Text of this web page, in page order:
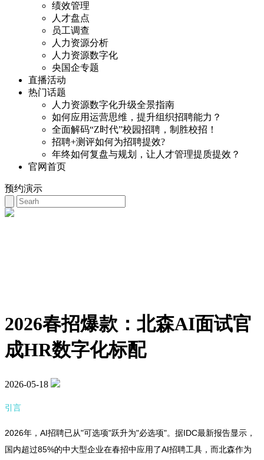
绩效管理
人才盘点
员工调查
人力资源分析
人力资源数字化
央国企专题
直播活动
热门话题
人力资源数字化升级全景指南
如何应用运营思维，提升组织招聘能力？
全面解码“Z时代”校园招聘，制胜校招！
招聘+测评如何为招聘提效?
年终如何复盘与规划，让人才管理提质提效？
官网首页
预约演示
2026春招爆款：北森AI面试官
成HR数字化标配
2026-05-18
引言
2026年，AI招聘已从"可选项"跃升为"必选项"。据IDC最新报告显示，
国内超过85%的中大型企业在春招中应用了AI招聘工具，而北森作为